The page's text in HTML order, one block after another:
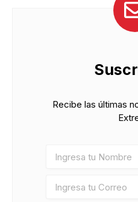
Recibe las últimas